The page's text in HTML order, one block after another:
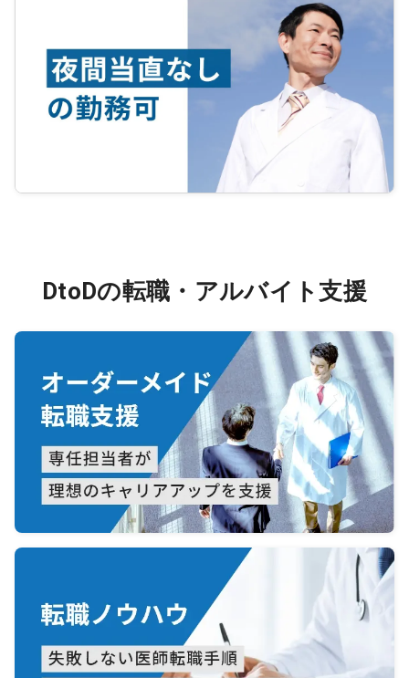
DtoDの転職・アルバイト支援